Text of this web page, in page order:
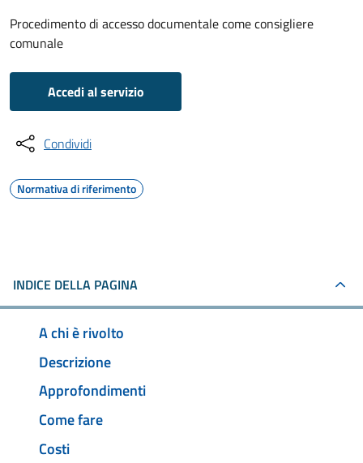
Procedimento di accesso documentale come consigliere
comunale
Accedi al servizio
Condividi
Normativa di riferimento
INDICE DELLA PAGINA
A chi è rivolto
Descrizione
Approfondimenti
Come fare
Costi